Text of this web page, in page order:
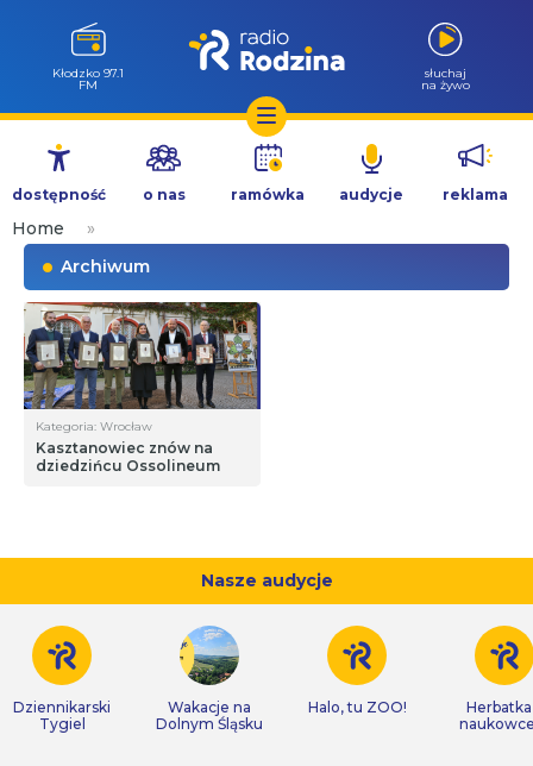
Przejdź
treści
Wołów 99.6
FM
słuchaj
na żywo
dostępność o nas ramówka audycje reklama
Home
»
Archiwum
Kategoria: Wrocław
Kasztanowiec znów na
dziedzińcu Ossolineum
Nasze audycje
Dziennikarski
Tygiel
Wakacje na
Dolnym Śląsku
Halo, tu ZOO!